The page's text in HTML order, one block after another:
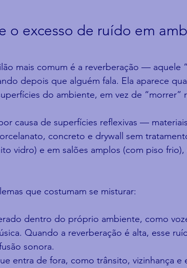
o excesso de ruído em
mais comum é a reverberação — aquele
depois que alguém fala. Ela aparece
do ambiente, em vez de “morrer”
causa de superfícies reflexivas —
concreto e drywall sem
vidro) e em salões amplos (com piso frio),
que costumam se misturar:
dentro do próprio ambiente, como
Quando a reverberação é alta, esse
sonora.
entra de fora, como trânsito, vizinhança e